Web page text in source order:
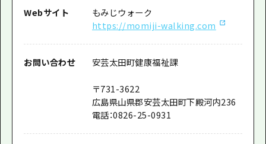
Webサイト
もみじウォーク
https://momiji-walking.com
お問い合わせ 安芸太田町健康福祉課
〒731-3622
広島県山県郡安芸太田町下殿河内236
電話：0826-25-0931